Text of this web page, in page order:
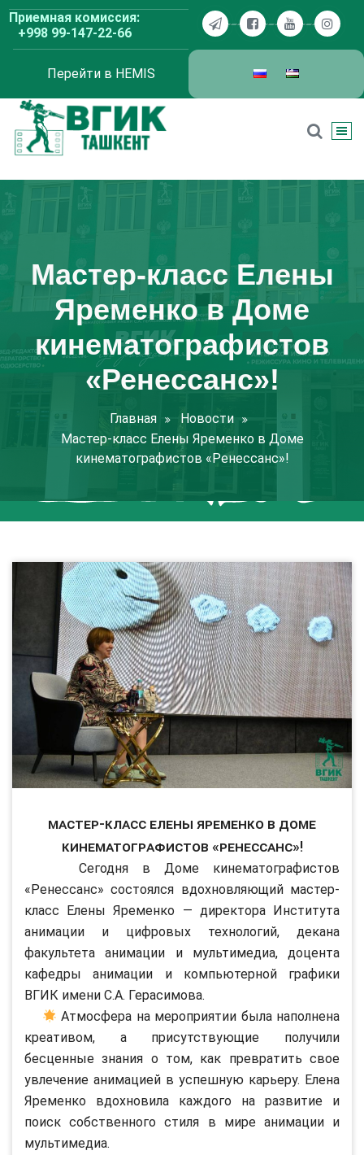
Перейти
содержимому
Приемная комиссия:
+998 99-147-22-66
Перейти в HEMIS
Мастер-класс Елены
Яременко в Доме
кинематографистов
«Ренессанс»!
Главная
Новости
Мастер-класс Елены Яременко в Доме
кинематографистов «Ренессанс»!
Мастер-класс Елены Яременко в Доме
кинематографистов «Ренессанс»!
Сегодня в Доме кинематографистов
«Ренессанс» состоялся вдохновляющий мастер-
класс Елены Яременко — директора Института
анимации и цифровых технологий, декана
факультета анимации и мультимедиа, доцента
кафедры анимации и компьютерной графики
ВГИК имени С.А. Герасимова.
Атмосфера на мероприятии была наполнена
креативом, а присутствующие получили
бесценные знания о том, как превратить свое
увлечение анимацией в успешную карьеру. Елена
Яременко вдохновила каждого на развитие и
поиск собственного стиля в мире анимации и
мультимедиа.